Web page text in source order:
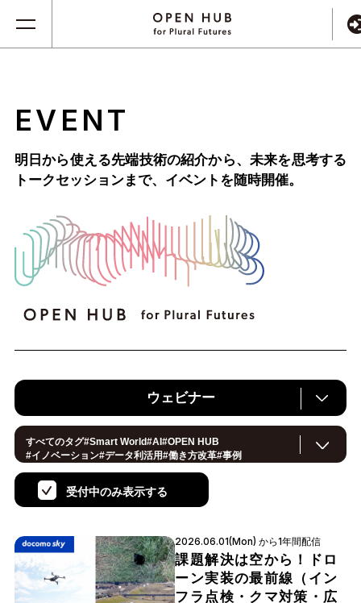
EVENT
明日から使える先端技術の紹介から、未来を思考する
トークセッションまで、 イベントを随時開催。
ウェビナー
すべてのタグ#Smart World#AI#OPEN HUB
#イノベーション#データ利活用#働き方改革#事例
環境・エネルギー IoT#
スマートシティ
地方創生#製造#小売・流通# ロボティクス
#スマートインダストリー#音声#教育#公共
#サプライチェーン#孤独#宇宙
受付中のみ表示する
2026.06.01(Mon) から1年間配信
課題解決は空から！ドロ
ーン実装の最前線（イン
フラ点検・クマ対策・広